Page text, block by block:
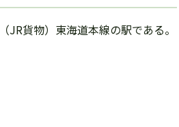
貨物）東海道本線の駅である。